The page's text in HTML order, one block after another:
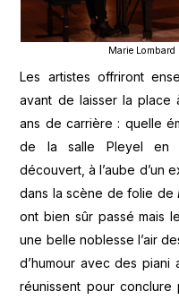
Marie
Les artistes offriront
avant de laisser la place
ans de carrière : quelle
de la salle Pleyel en
découvert, à l’aube d’un
dans la scène de folie de
ont bien sûr passé mais
une belle noblesse l’air
d’humour avec des piani
réunissent pour